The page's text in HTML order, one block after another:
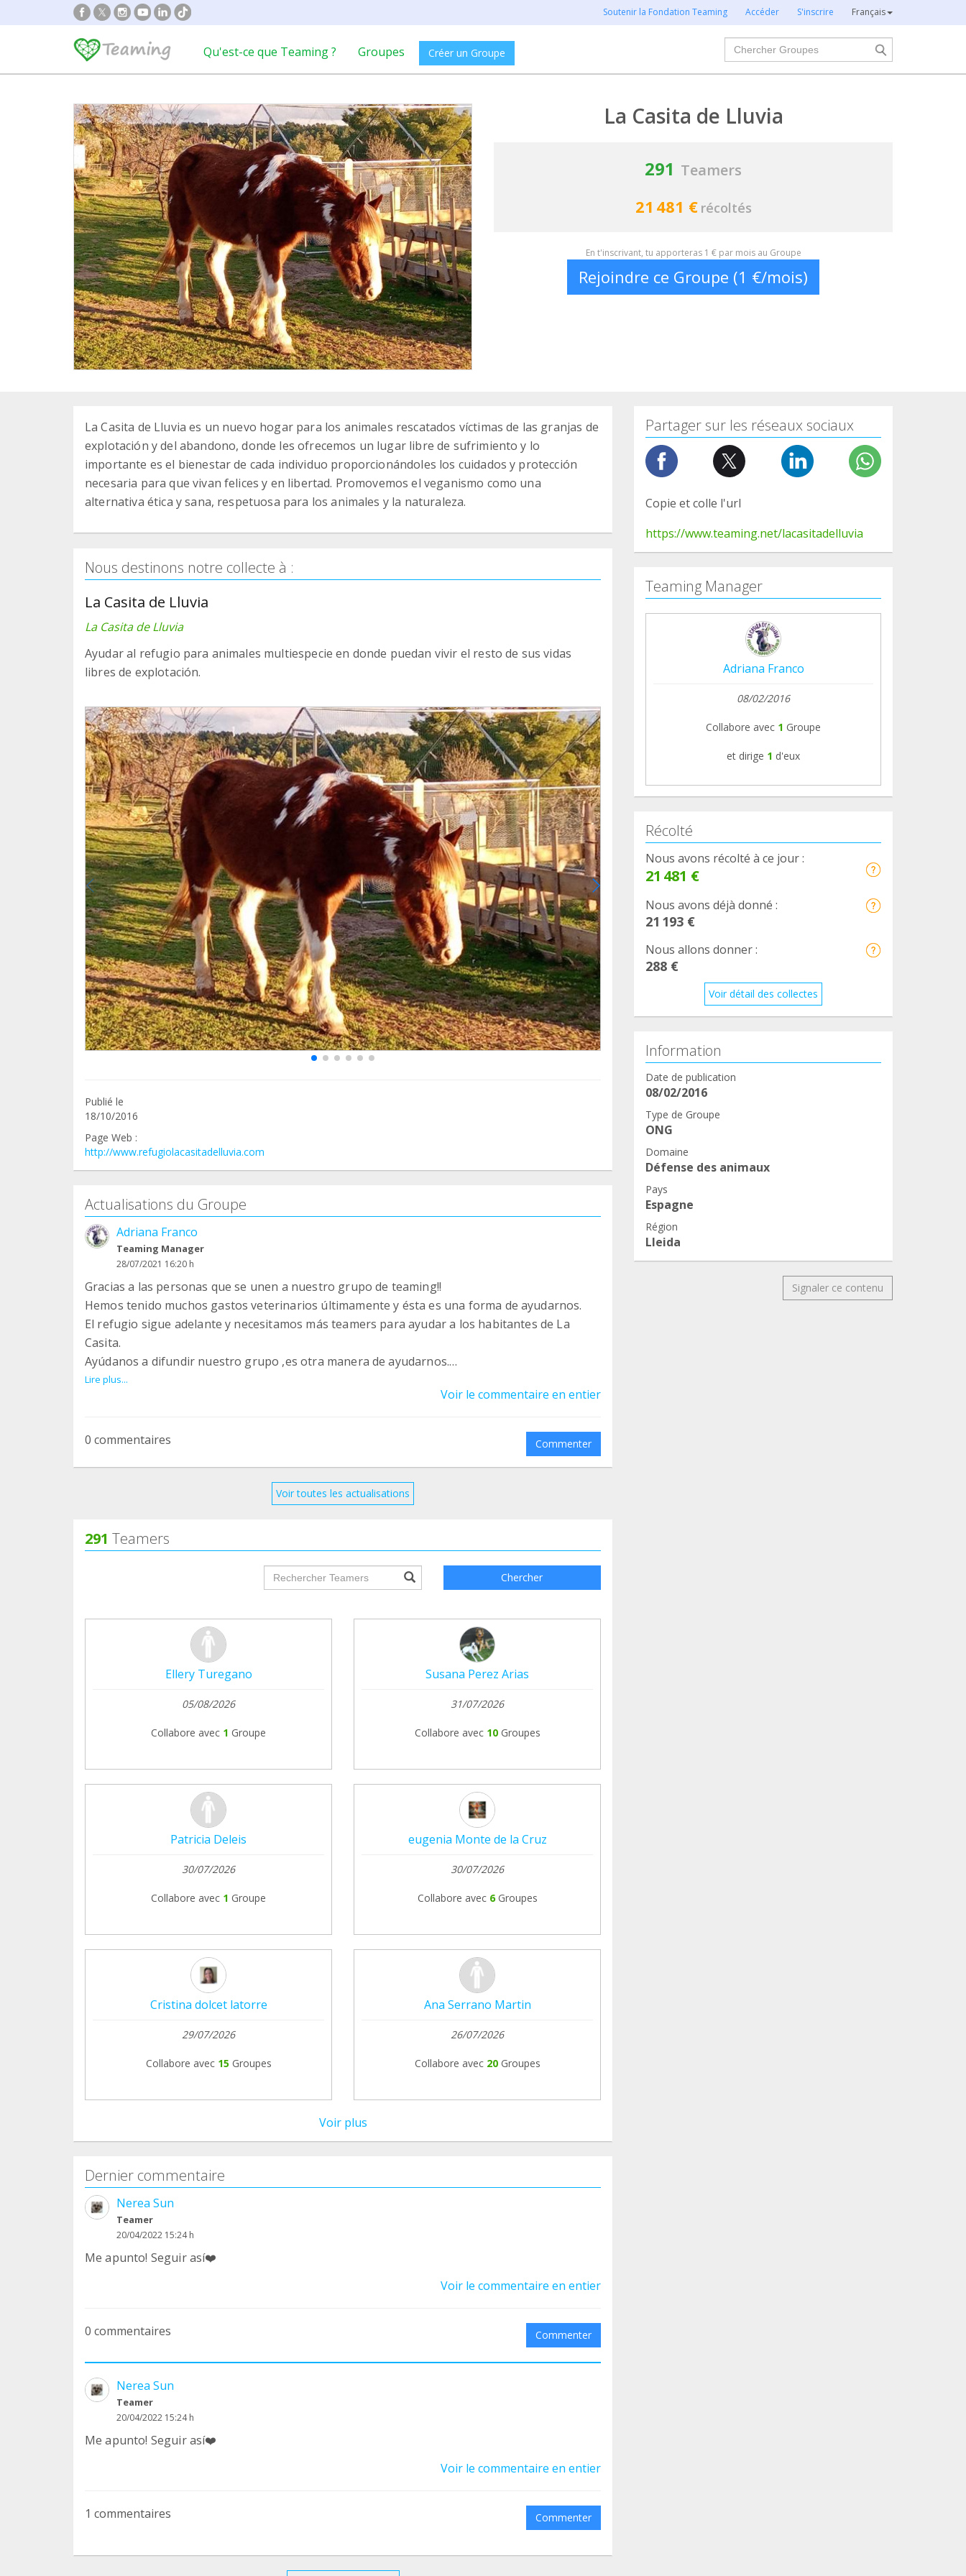
Soutenir la Fondation Teaming Accéder S'inscrire Français
Qu'est-ce que Teaming ? Groupes Créer un Groupe
Chercher
La Casita de Lluvia
291 Teamers
21 481 € récoltés
En t'inscrivant, tu apporteras 1 € par mois au Groupe
Rejoindre ce Groupe (1 €/mois)
La Casita de Lluvia es un nuevo hogar para los animales rescatados víctimas de las granjas de
explotación y del abandono, donde les ofrecemos un lugar libre de sufrimiento y lo
importante es el bienestar de cada individuo proporcionándoles los cuidados y protección
necesaria para que vivan felices y en libertad. Promovemos el veganismo como una
alternativa ética y sana, respetuosa para los animales y la naturaleza.
Nous destinons notre collecte à :
La Casita de Lluvia
La Casita de Lluvia
Ayudar al refugio para animales multiespecie en donde puedan vivir el resto de sus vidas
libres de explotación.
Publié le
18/10/2016
Page Web :
http://www.refugiolacasitadelluvia.com
Actualisations du Groupe
Adriana Franco
Teaming Manager
28/07/2021 16:20 h
Gracias a las personas que se unen a nuestro grupo de teaming!!
Hemos tenido muchos gastos veterinarios últimamente y ésta es una forma de ayudarnos.
El refugio sigue adelante y necesitamos más teamers para ayudar a los habitantes de La
Casita.
Ayúdanos a difundir nuestro grupo ,es otra manera de ayudarnos.
Mil gracias a los que estáis y a los que se quieran unir.
Lire plus...
Voir le commentaire en entier
0 commentaires Commenter
Voir toutes les actualisations
291 Teamers
groupProfile.searchForm.search.text??? Chercher
Ellery Turegano
05/08/2026
Collabore avec 1 Groupe
Susana Perez Arias
31/07/2026
Collabore avec 10 Groupes
Patricia Deleis
30/07/2026
Collabore avec 1 Groupe
eugenia Monte de la Cruz
30/07/2026
Collabore avec 6 Groupes
Cristina dolcet latorre
29/07/2026
Collabore avec 15 Groupes
Ana Serrano Martin
26/07/2026
Collabore avec 20 Groupes
Voir plus
Dernier commentaire
Nerea Sun
Teamer
20/04/2022 15:24 h
Me apunto! Seguir así❤️
Voir le commentaire en entier
0 commentaires Commenter
Nerea Sun
Teamer
20/04/2022 15:24 h
Me apunto! Seguir así❤️
Voir le commentaire en entier
1 commentaires Commenter
Partager sur les réseaux sociaux
Copie et colle l'url
https://www.teaming.net/lacasitadelluvia
Teaming Manager
Adriana Franco
08/02/2016
Collabore avec 1 Groupe
et dirige 1 d'eux
Récolté
Nous avons récolté à ce jour :
21 481 €
Nous avons déjà donné :
21 193 €
Nous allons donner :
288 €
Voir détail des collectes
Information
Date de publication
08/02/2016
Type de Groupe
ONG
Domaine
Défense des animaux
Pays
Espagne
Région
Lleida
Signaler ce contenu